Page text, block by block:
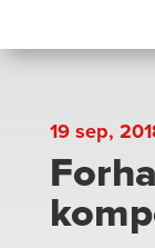
19 sep,